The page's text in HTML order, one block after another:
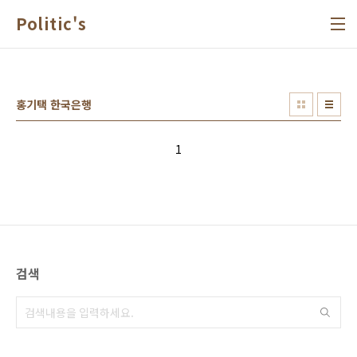
Politic's
홍기택 한국은행
1
검색